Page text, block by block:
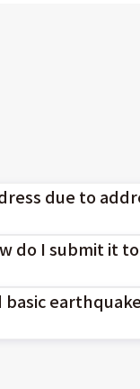
due to
各服務據點辦理或
do I submit it
basic earthquake